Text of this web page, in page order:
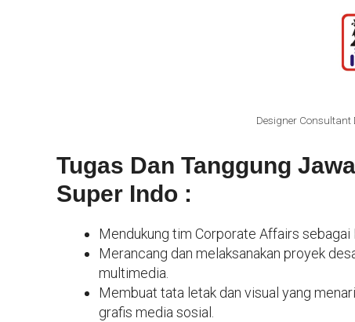
Designer Consultant
Tugas Dan Tanggung
Super Indo :
Mendukung tim Corporate Affairs sebagai
Merancang dan melaksanakan proyek
multimedia.
Membuat tata letak dan visual yang
grafis media sosial.